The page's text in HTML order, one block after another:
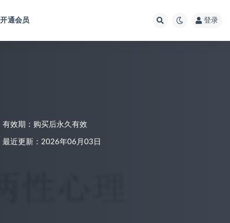
开通会员 登录
有效期：购买后永久有效
最近更新：2026年06月03日